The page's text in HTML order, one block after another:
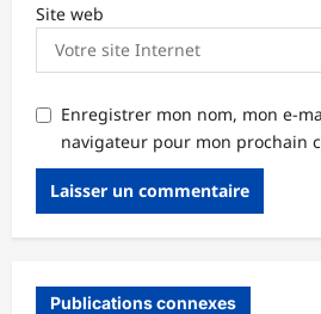
Site web
Enregistrer mon nom, mon e-
navigateur pour mon prochain
Publications connexes